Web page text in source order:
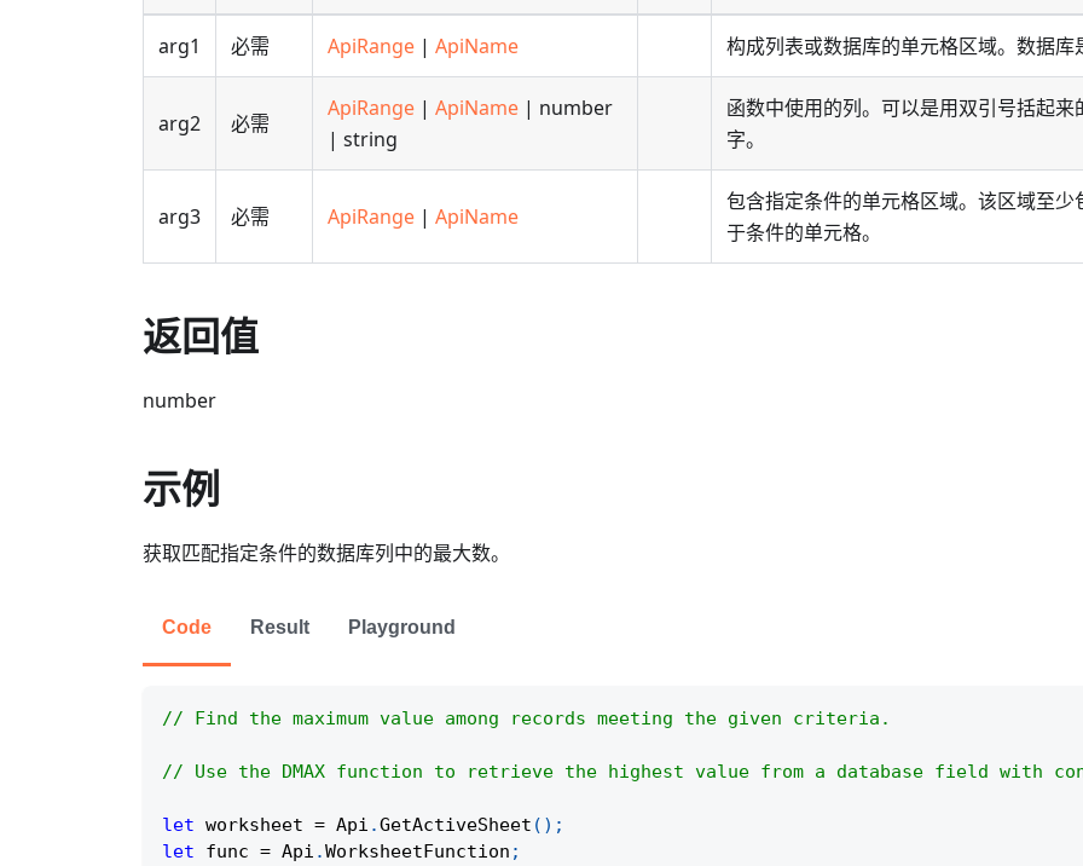
arg1 必需 ApiRange | ApiName 构成列表或数据库的单元格区域。数据库
arg2 必需
ApiRange | ApiName | number
| string
函数中使用的列。可以是用双引号括起
字。
arg3 必需 ApiRange | ApiName
包含指定条件的单元格区域。该区域至
于条件的单元格。
返回值
number
示例
获取匹配指定条件的数据库列中的最大数。
Code Result Playground
// Find the maximum value among records meeting the given criteria.
// Use the DMAX function to retrieve the highest value from a database field with
let worksheet = Api .GetActiveSheet ( ) ;
let func = Api .WorksheetFunction ;